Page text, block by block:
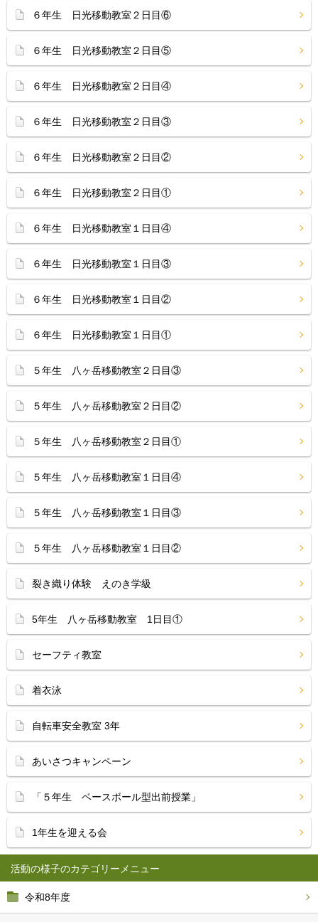
活動の様子
令和8年度
６年生 日光移動教室２日目⑥
６年生 日光移動教室２日目⑤
６年生 日光移動教室２日目④
６年生 日光移動教室２日目③
６年生 日光移動教室２日目②
６年生 日光移動教室２日目①
６年生 日光移動教室１日目④
６年生 日光移動教室１日目③
６年生 日光移動教室１日目②
６年生 日光移動教室１日目①
５年生 八ヶ岳移動教室２日目③
５年生 八ヶ岳移動教室２日目②
５年生 八ヶ岳移動教室２日目①
５年生 八ヶ岳移動教室１日目④
５年生 八ヶ岳移動教室１日目③
５年生 八ヶ岳移動教室１日目②
裂き織り体験 えのき学級
5年生 八ヶ岳移動教室 1日目①
セーフティ教室
着衣泳
自転車安全教室 3年
あいさつキャンペーン
「５年生 ベースボール型出前授業」
1年生を迎える会